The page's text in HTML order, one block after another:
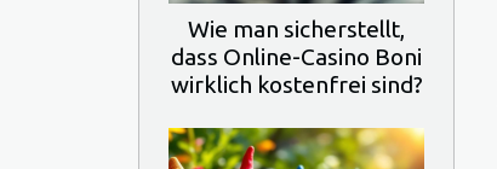
Wie man sicherstellt,
dass Online-Casino Boni
wirklich kostenfrei sind?